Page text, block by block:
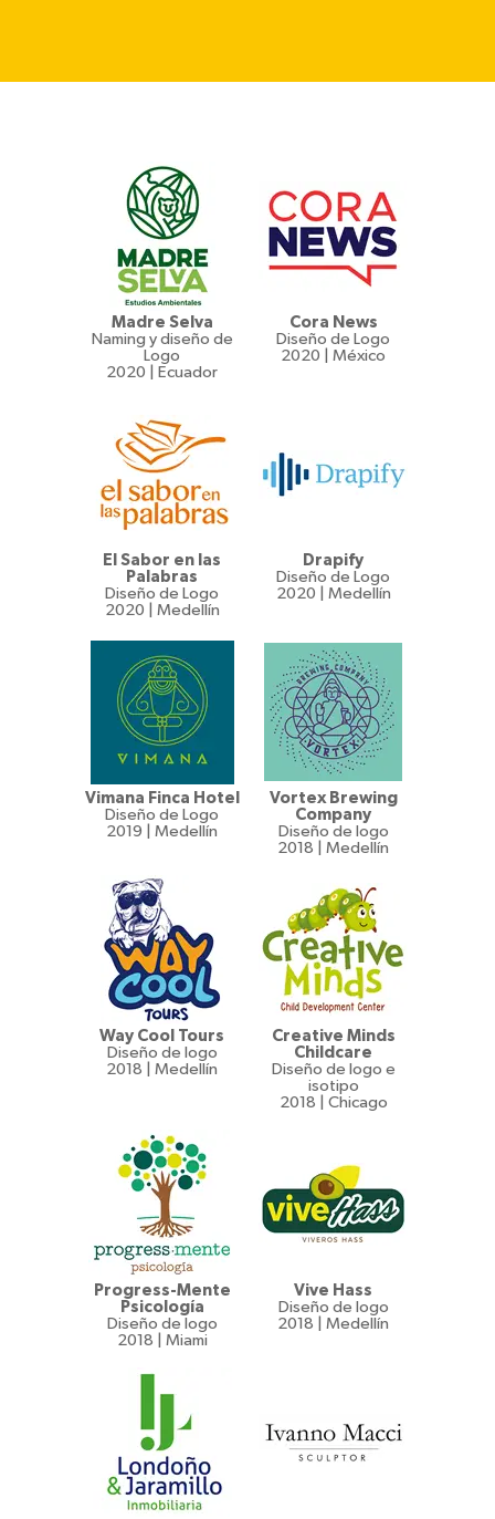
Madre Selva
Naming y diseño de
Logo
2020 | Ecuador
Cora News
Diseño de Logo
2020 | México
El Sabor en las
Palabras
Diseño de Logo
2020 | Medellín
Drapify
Diseño de Logo
2020 | Medellín
Vimana Finca Hotel
Diseño de Logo
2019 | Medellín
Vortex Brewing
Company
Diseño de logo
2018 | Medellín
Way Cool Tours
Diseño de logo
2018 | Medellín
Creative Minds
Childcare
Diseño de logo e
isotipo
2018 | Chicago
Progress-Mente
Psicología
Diseño de logo
2018 | Miami
Vive Hass
Diseño de logo
2018 | Medellín